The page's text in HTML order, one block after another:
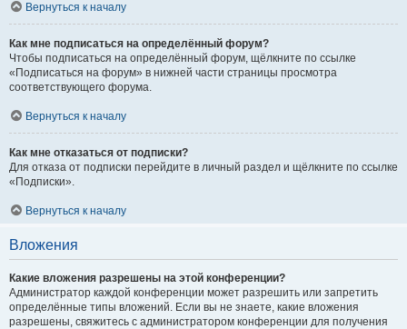
Вернуться к началу
Как мне подписаться на определённый форум?
Чтобы подписаться на определённый форум, щёлкните по ссылке
«Подписаться на форум» в нижней части страницы просмотра
соответствующего форума.
Вернуться к началу
Как мне отказаться от подписки?
Для отказа от подписки перейдите в личный раздел и щёлкните по ссылке
«Подписки».
Вернуться к началу
Вложения
Какие вложения разрешены на этой конференции?
Администратор каждой конференции может разрешить или запретить
определённые типы вложений. Если вы не знаете, какие вложения
разрешены, свяжитесь с администратором конференции для получения